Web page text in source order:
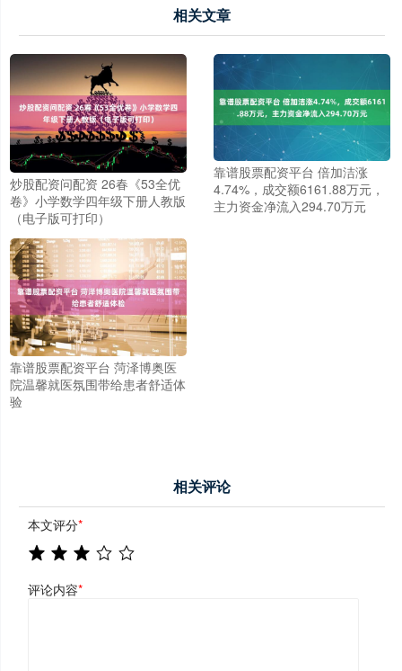
相关文章
炒股配资问配资 26春《53全优
卷》小学数学四年级下册人教版
（电子版可打印）
靠谱股票配资平台 倍加洁涨
4.74%，成交额6161.88万元，
主力资金净流入294.70万元
靠谱股票配资平台 菏泽博奥医
院温馨就医氛围带给患者舒适体
验
相关评论
本文评分*
评论内容*